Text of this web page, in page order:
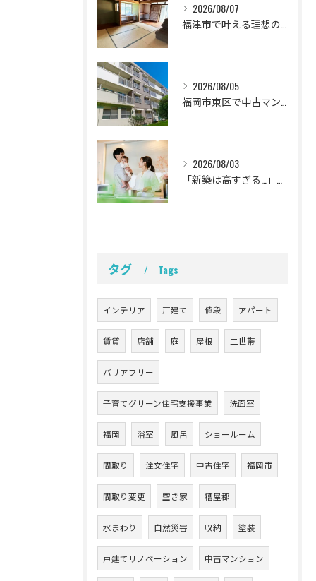
2026/08/07
福津市で叶える理想の我が家！中古一戸建てリノベ成功の全手順と失敗回避法
2026/08/05
福岡市東区で中古マンションを賢くリノベ！家族の理想を叶える失敗しない購入ガイド
2026/08/03
「新築は高すぎる…」と悩む子育て世代へ！福岡県古賀市で賢く叶える理想のリノベーション完全計画
タグ Tags
インテリア 戸建て 値段 アパート
賃貸 店舗 庭 屋根 二世帯
バリアフリー
子育てグリーン住宅支援事業 洗面室
福岡 浴室 風呂 ショールーム
間取り 注文住宅 中古住宅 福岡市
間取り変更 空き家 糟屋郡
水まわり 自然災害 収納 塗装
戸建てリノベーション 中古マンション